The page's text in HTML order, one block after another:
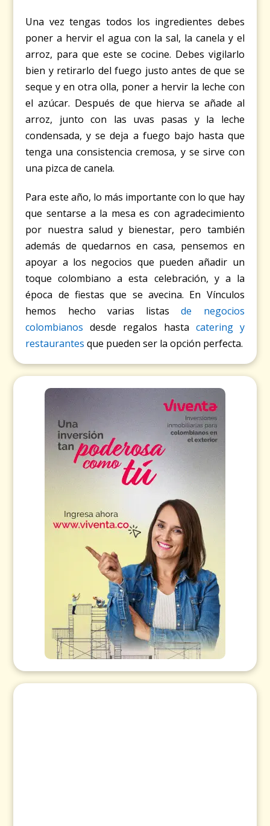
Una vez tengas todos los ingredientes debes
poner a hervir el agua con la sal, la canela y el
arroz, para que este se cocine. Debes vigilarlo
bien y retirarlo del fuego justo antes de que se
seque y en otra olla, poner a hervir la leche con
el azúcar. Después de que hierva se añade al
arroz, junto con las uvas pasas y la leche
condensada, y se deja a fuego bajo hasta que
tenga una consistencia cremosa, y se sirve con
una pizca de canela.
Para este año, lo más importante con lo que hay
que sentarse a la mesa es con agradecimiento
por nuestra salud y bienestar, pero también
además de quedarnos en casa, pensemos en
apoyar a los negocios que pueden añadir un
toque colombiano a esta celebración, y a la
época de fiestas que se avecina. En Vínculos
hemos hecho varias listasde negocios
colombianos desde regalos hasta catering y
restaurantes que pueden ser la opción perfecta.